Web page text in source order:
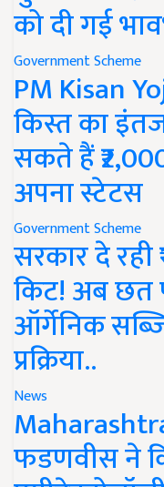
को दी गई
Government Scheme
PM Kisan
किस्त का
सकते हैं
अपना स्टेटस
Government Scheme
सरकार दे रही
किट! अब छत
ऑर्गेनिक
प्रक्रिया..
News
फडणवीस ने